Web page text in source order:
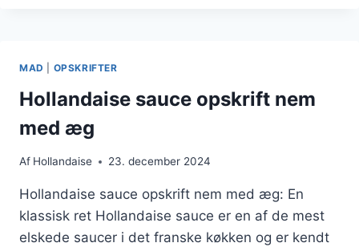
MAD OPSKRIFTER
Hollandaise sauce opskrift nem
med æg
Af Hollandaise 23. december 2024
Hollandaise sauce opskrift nem med æg: En
klassisk ret Hollandaise sauce er en af de mest
elskede saucer i det franske køkken og er kendt